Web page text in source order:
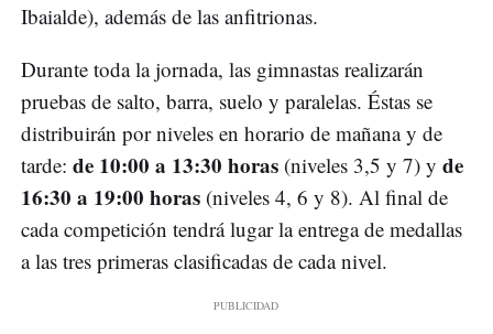
Ibaialde), además de las anfitrionas.
Durante toda la jornada, las gimnastas realizarán
pruebas de salto, barra, suelo y paralelas. Éstas se
distribuirán por niveles en horario de mañana y de
tarde: de 10:00 a 13:30 horas (niveles 3,5 y 7) y de
16:30 a 19:00 horas (niveles 4, 6 y 8). Al final de
cada competición tendrá lugar la entrega de medallas
a las tres primeras clasificadas de cada nivel.